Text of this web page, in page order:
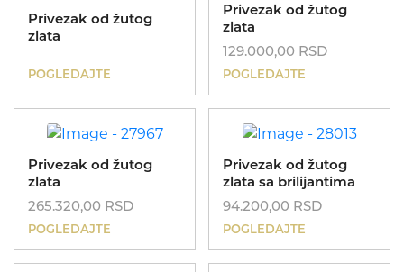
Privezak od žutog
zlata
POGLEDAJTE
Privezak od žutog
zlata
129.000,00 RSD
POGLEDAJTE
Privezak od žutog
zlata
265.320,00 RSD
POGLEDAJTE
Privezak od žutog
zlata sa brilijantima
94.200,00 RSD
POGLEDAJTE